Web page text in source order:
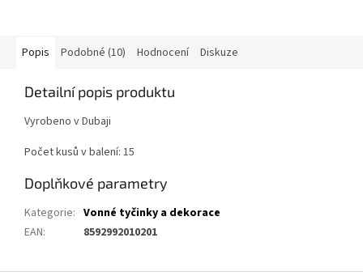
Popis Podobné (10) Hodnocení Diskuze
Detailní popis produktu
Vyrobeno v Dubaji
Počet kusů v balení: 15
Doplňkové parametry
Kategorie: Vonné tyčinky a dekorace
EAN: 8592992010201